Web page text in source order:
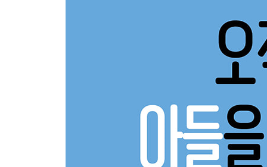
- “종일 만화책만 봅니다.” 읽기 과도기인지 점검한
- “학습 만화만 읽어도 될까요?” 3가지 함정을 기억
Boy’s Book 아들이 사랑하는 학습 만화책
- “아들이 책을 싫어해요.” 아들에게 필요한 6가지
- “아들이 평균보다 떨어져요.” 가짜 평균에 속아
Add 아들의 생활 통지표 읽는 법
- “산만한 모습에 자꾸 잔소리를 해요.” 아들에게